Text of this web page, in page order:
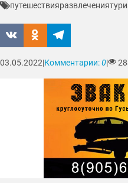
путешествияразвлечения
03.05.2022|Комментарии:0|